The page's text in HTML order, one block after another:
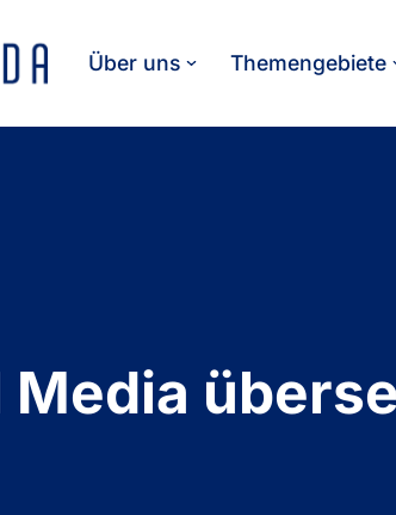
Über uns Themengebiete
Media